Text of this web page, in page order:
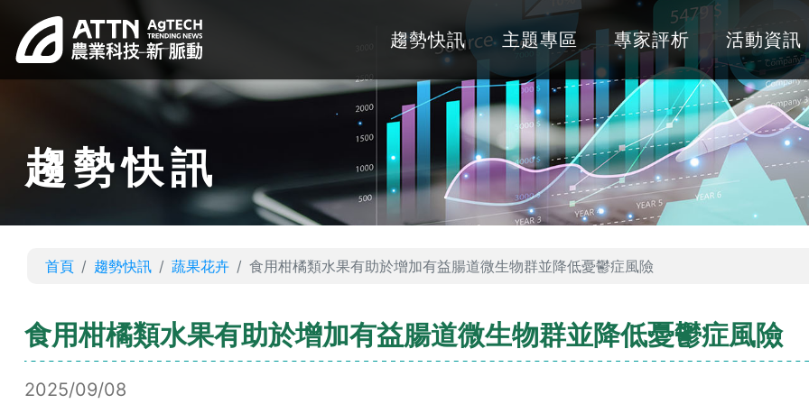
趨勢快訊 主題專區 專家評析 活動資訊
趨勢快訊
首頁 趨勢快訊 蔬果花卉 食用柑橘類水果有助於增加有益腸道微生物群並降低憂鬱症風險
食用柑橘類水果有助於增加有益腸道微生物群並降低憂鬱症風險
2025/09/08